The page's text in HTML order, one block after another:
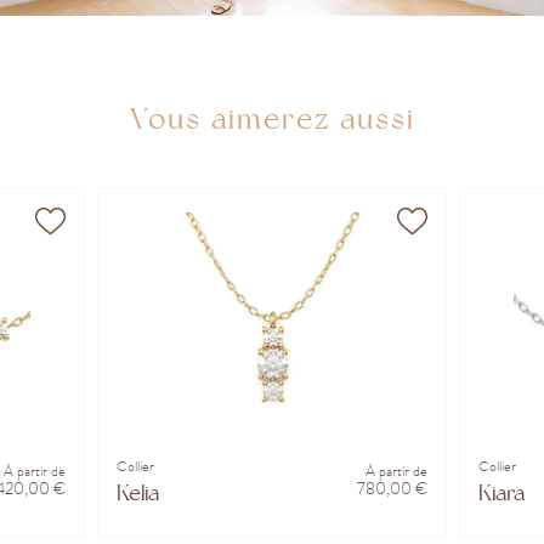
Vous aimerez aussi
À partir de
€
Collier
Kelia
À partir de
780,00 €
Collier
Kiara